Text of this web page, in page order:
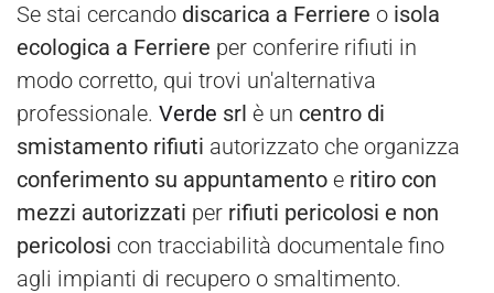
Se stai cercando discarica a Ferriere o isola
ecologica a Ferriere per conferire rifiuti in
modo corretto, qui trovi un'alternativa
professionale. Verde srl è un centro di
smistamento rifiuti autorizzato che organizza
conferimento su appuntamento e ritiro con
mezzi autorizzati per rifiuti pericolosi e non
pericolosi con tracciabilità documentale fino
agli impianti di recupero o smaltimento.